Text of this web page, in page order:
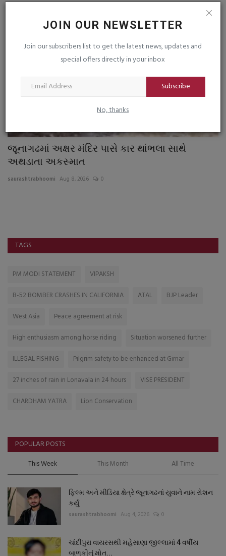
JOIN OUR NEWSLETTER
Join our subscribers list to get the latest news, updates and
special offers directly in your inbox
Subscribe
No, thanks
જૂનાગઢમાં અક્ષર મંદિર પાસે કાર થાંભલા સાથે
અથડાતા અકસ્માત
saurashtrabhoomi Aug 8, 2026 0
TAGS
PM MODI STATEMENT
VIPAKSH
B-52 BOMBER CRASHES IN CALIFORNIA
ATAL
BJP Leader
West Asia
Peace agreement at risk
High enthusiasm among horse riding
Situation worsened further
ILLEGAL FISHING
Pilgrim safety to be enhanced at Girnar
27 inches of rain in Lonavala in 24 hours
VISE PRESIDENT
CHARDHAM YATRA
Lion Conservation
POPULAR POSTS
This Week This Month All Time
ફિલ્મ અને મીડિયા ક્ષેત્રે જૂનાગઢનાં યુવાને નામ રોશન
કર્યું
saurashtrabhoomi Aug 4, 2026 0
ચાંદીપુરા વાયરસથી મહેસાણા જીલ્લામાં 4 વર્ષીય
બાળકીનું મોત...